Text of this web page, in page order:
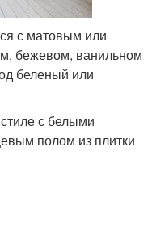
с матовым или
бежевом, ванильном
беленый или
с белыми
полом из плитки